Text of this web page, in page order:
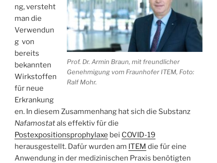
Prof. Dr. Armin Braun, mit freundlicher
Genehmigung vom Fraunhofer ITEM, Foto:
Ralf Mohr.
ng, versteht
man die
Verwendun
g von
bereits
bekannten
Wirkstoffen
für neue
Erkrankung
en. In diesem Zusammenhang hat sich die Substanz
Nafamostatals effektiv für die
Postexpositionsprophylaxe bei COVID-19
herausgestellt. Dafür wurden am ITEM die für eine
Anwendung in der medizinischen Praxis benötigten